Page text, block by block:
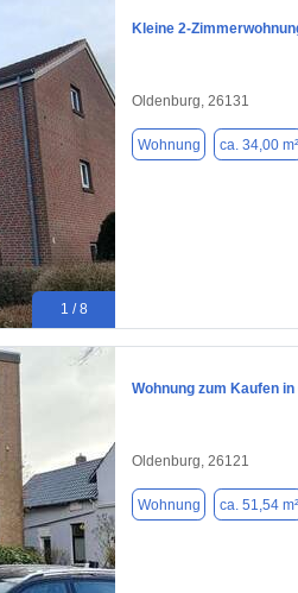
1 / 8
Kleine 2-
Oldenburg, 26131
Wohnung ca. 34,00 m²
Wohnung zum Kaufen
Oldenburg, 26121
Wohnung ca. 51,54 m²